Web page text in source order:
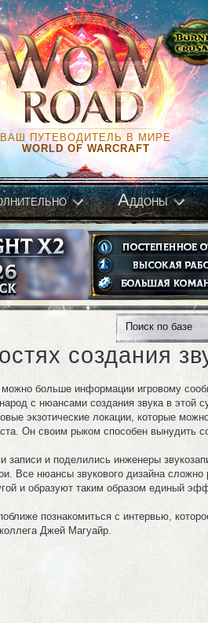
ВАШ ПУТЕВОДИТЕЛЬ В МИРЕ
WORLD OF WARCRAFT
Аддоны
создания
больше информации игровому
с нюансами создания звука в этой
экзотические локации, которые
Он своим рыком способен вынудить
записи и поделились инженеры
Все нюансы звукового дизайна
и образуют таким образом единый
познакомиться с интервью,
Джей Магуайр.